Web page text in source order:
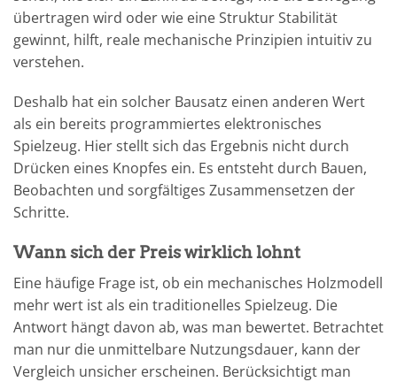
übertragen wird oder wie eine Struktur Stabilität
gewinnt, hilft, reale mechanische Prinzipien intuitiv zu
verstehen.
Deshalb hat ein solcher Bausatz einen anderen Wert
als ein bereits programmiertes elektronisches
Spielzeug. Hier stellt sich das Ergebnis nicht durch
Drücken eines Knopfes ein. Es entsteht durch Bauen,
Beobachten und sorgfältiges Zusammensetzen der
Schritte.
Wann sich der Preis wirklich lohnt
Eine häufige Frage ist, ob ein mechanisches Holzmodell
mehr wert ist als ein traditionelles Spielzeug. Die
Antwort hängt davon ab, was man bewertet. Betrachtet
man nur die unmittelbare Nutzungsdauer, kann der
Vergleich unsicher erscheinen. Berücksichtigt man